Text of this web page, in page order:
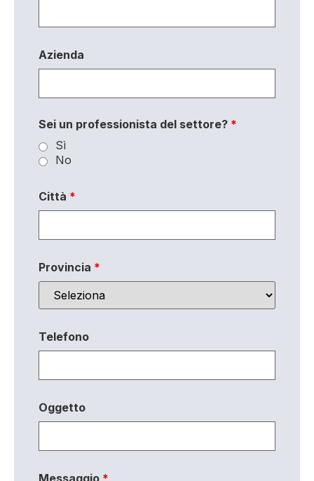
Azienda
Sei un professionista del settore? *
Sì
No
Città *
Provincia *
Telefono
Oggetto
Messaggio *